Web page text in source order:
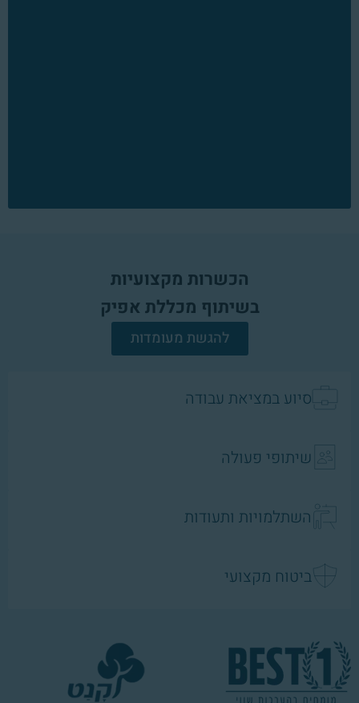
הכשרות מקצועיות
בשיתוף מכללת אפיק
להגשת מעומדות
סיוע במציאת עבודה
שיתופי פעולה
השתלמויות ותעודות
ביטוח מקצועי